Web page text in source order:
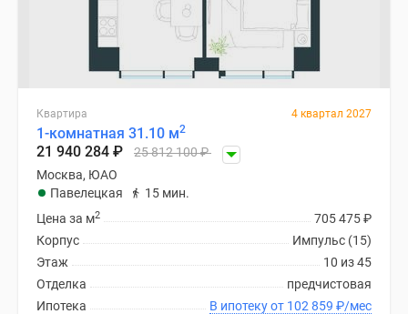
Квартира 4 квартал 2027
1-комнатная 31.10 м2
21 940 284 ₽ 25 812 100₽
Москва, ЮАО
Павелецкая
15 мин.
705 475₽
Цена за м2
Импульс (15)
Корпус
10 из 45
Этаж
предчистовая
Отделка
В ипотеку от 102 859 ₽/мес
Ипотека